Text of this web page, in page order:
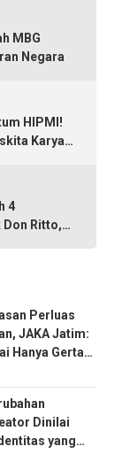
MBG
Negara
HIPMI!
Karya
4
Don Ritto,
Perluas
JAKA Jatim:
Hanya Gertak
Dinilai
yang